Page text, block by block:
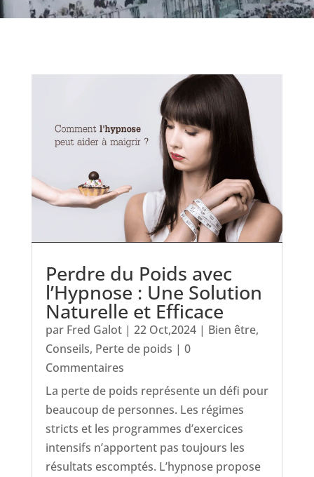
Perdre du Poids avec
l’Hypnose : Une Solution
Naturelle et Efficace
par Fred Galot| 22 Oct,2024| Bien être,
Conseils, Perte de poids | 0
Commentaires
La perte de poids représente un défi pour
beaucoup de personnes. Les régimes
stricts et les programmes d’exercices
intensifs n’apportent pas toujours les
résultats escomptés. L’hypnose propose